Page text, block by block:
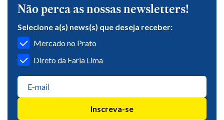
Não perca as nossas newsletters!
Selecione a(s) news(s) que deseja receber:
Mercado no Prato
Direto da Faria Lima
Inscreva-se